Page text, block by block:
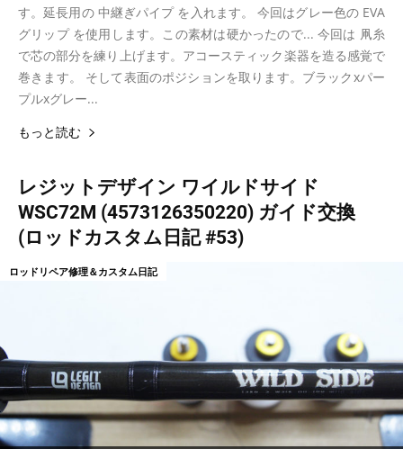
す。延長用の 中継ぎパイプ を入れます。 今回はグレー色の EVA
グリップ を使用します。この素材は硬かったので... 今回は 凧糸
で芯の部分を練り上げます。アコースティック楽器を造る感覚で
巻きます。 そして表面のポジションを取ります。ブラックxパー
プルxグレー...
もっと読む
レジットデザイン ワイルドサイド
WSC72M (4573126350220) ガイド交換
(ロッドカスタム日記 #53)
ロッドリペア修理＆カスタム日記